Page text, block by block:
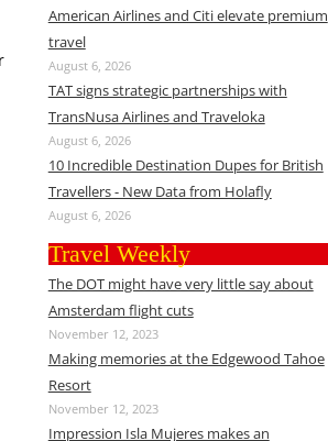
American Airlines and Citi elevate premium
travel
August 6, 2026
TAT signs strategic partnerships with
TransNusa Airlines and Traveloka
August 6, 2026
10 Incredible Destination Dupes for British
Travellers - New Data from Holafly
August 6, 2026
Travel Weekly
The DOT might have very little say about
Amsterdam flight cuts
November 12, 2023
Making memories at the Edgewood Tahoe
Resort
November 12, 2023
Impression Isla Mujeres makes an